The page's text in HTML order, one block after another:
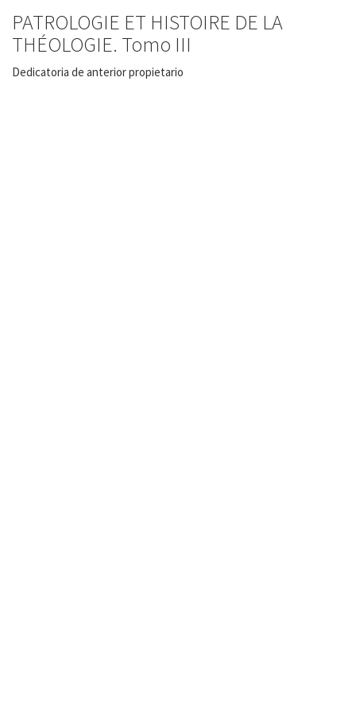
PATROLOGIE ET HISTOIRE DE LA
THÉOLOGIE. Tomo III
Dedicatoria de anterior propietario